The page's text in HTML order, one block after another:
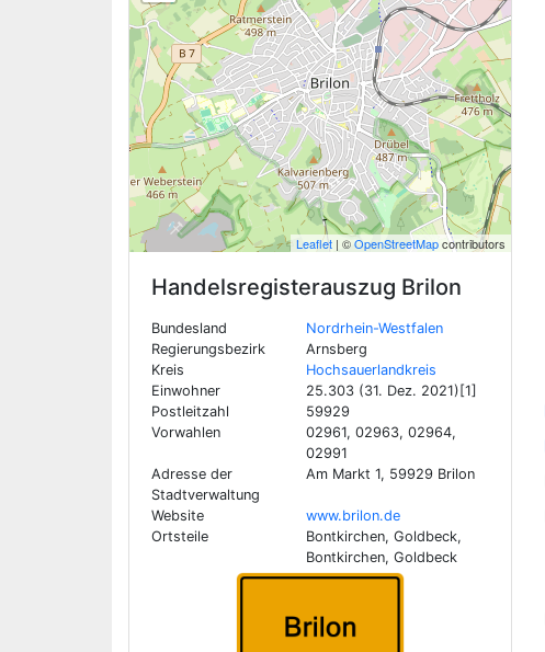
Leaflet | ©OpenStreetMapcontributors
Handelsregisterauszug Brilon
Bundesland
Nordrhein-Westfalen
Regierungsbezirk
Arnsberg
Kreis
Hochsauerlandkreis
Einwohner
25.303 (31. Dez. 2021)[1]
Postleitzahl
59929
Vorwahlen
02961, 02963, 02964,
02991
Adresse der
Stadtverwaltung
Am Markt 1, 59929 Brilon
Website
www.brilon.de
Ortsteile
Bontkirchen, Goldbeck,
Bontkirchen, Goldbeck